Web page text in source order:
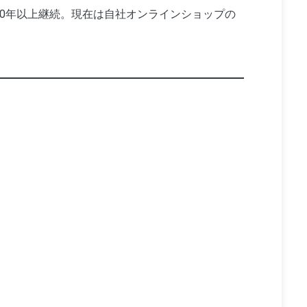
以上継続。現在は自社オンラインショップの